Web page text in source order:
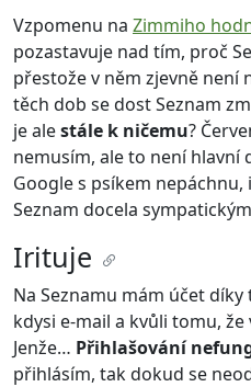
Vzpomenu na Zimmiho
pozastavuje nad tím, proč
přestože v něm zjevně není
těch dob se dost Seznam
je alestále k ničemu?
nemusím, ale to není hlavní
Google s psíkem
Seznam docela
Irituje
Na Seznamu mám účet
kdysi e-mail a kvůli tomu, že
Jenže… Přihlašování
přihlásím, tak dokud se